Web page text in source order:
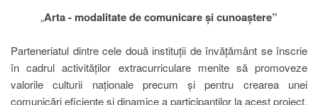
„Arta - modalitate de comunicare și cunoaștere”
Parteneriatul dintre cele două instituții de învățământ se înscrie
în cadrul activităților extracurriculare menite să promoveze
valorile culturii naționale precum și pentru crearea unei
comunicări eficiente și dinamice a participanților la acest proiect.